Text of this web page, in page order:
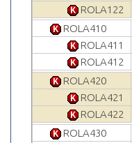
ROLA122
ROLA410
ROLA411
ROLA412
ROLA420
ROLA421
ROLA422
ROLA430